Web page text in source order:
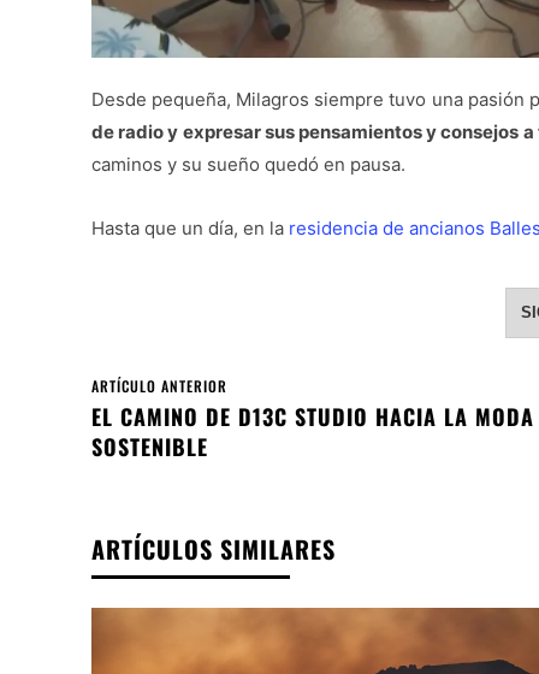
Desde pequeña, Milagros siempre tuvo una pasión
de radio y expresar sus pensamientos y consejos
caminos y su sueño quedó en pausa.
Hasta que un día, en la residencia de ancianos
ARTÍCULO ANTERIOR
EL CAMINO DE D13C STUDIO HACIA LA MODA
SOSTENIBLE
ARTÍCULOS SIMILARES